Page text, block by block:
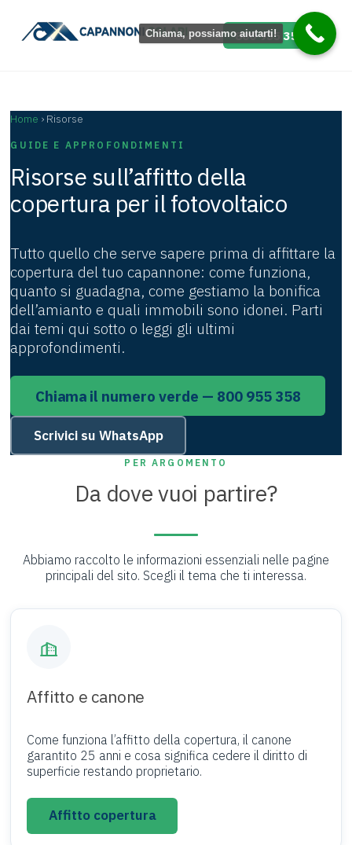
contenuto
800 955 358
Home › Risorse
GUIDE E APPROFONDIMENTI
Risorse sull’affitto della
copertura per il fotovoltaico
Tutto quello che serve sapere prima di affittare la
copertura del tuo capannone: come funziona,
quanto si guadagna, come gestiamo la bonifica
dell’amianto e quali immobili sono idonei. Parti
dai temi qui sotto o leggi gli ultimi
approfondimenti.
Chiama il numero verde — 800 955 358
Scrivici su WhatsApp
PER ARGOMENTO
Da dove vuoi partire?
Abbiamo raccolto le informazioni essenziali nelle pagine
principali del sito. Scegli il tema che ti interessa.
Affitto e canone
Come funziona l’affitto della copertura, il canone
garantito 25 anni e cosa significa cedere il diritto di
superficie restando proprietario.
Affitto copertura
Chiama, possiamo aiutarti!